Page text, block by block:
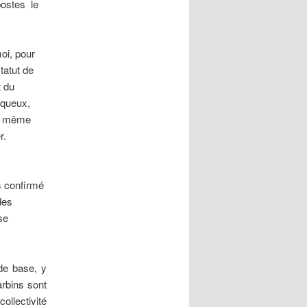
 le
pour
de
du
même
confirmé
base, y
sont